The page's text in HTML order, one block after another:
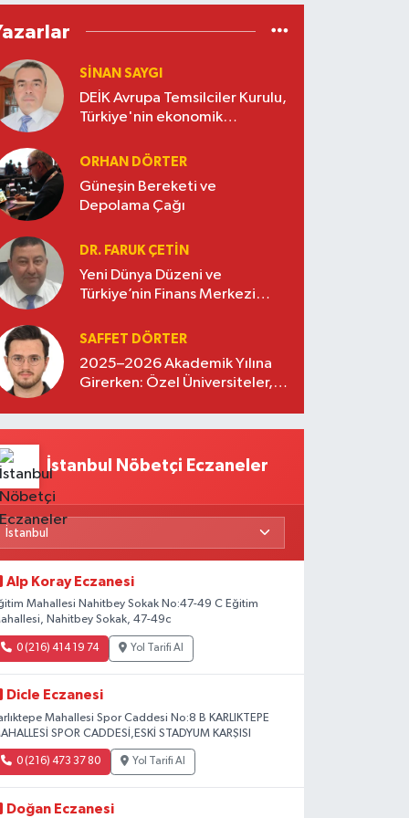
SINAN SAYGI
DEİK Avrupa Temsilciler Kurulu,
Türkiye'nin ekonomik
oluşturuyor
ORHAN DÖRTER
Güneşin Bereketi ve
Depolama Çağı
DR. FARUK ÇETİN
Yeni Dünya Düzeni ve
Türkiye’nin Finans Merkezi
SAFFET DÖRTER
2025–2026 Akademik Yılına
Girerken: Özel Üniversiteler,
İstanbul Nöbetçi Eczaneler
Alp Koray Eczanesi
Mahallesi Nahitbey Sokak No:47-49 C Eğitim
Nahitbey Sokak, 47-49c
0 (216) 414 19 74 Yol Tarifi Al
Dicle Eczanesi
Mahallesi Spor Caddesi No:8 B KARLIKTEPE
SPOR CADDESİ,ESKİ STADYUM KARŞISI
0 (216) 473 37 80 Yol Tarifi Al
Doğan Eczanesi